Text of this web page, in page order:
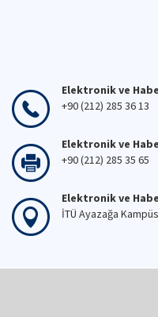
Elektronik ve
+90 (212) 285 36 13
Elektronik ve
+90 (212) 285 35 65
Elektronik ve
İTÜ Ayazağa